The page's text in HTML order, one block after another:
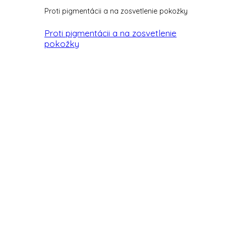
Proti pigmentácii a na zosvetlenie pokožky
Proti pigmentácii a na zosvetlenie
pokožky